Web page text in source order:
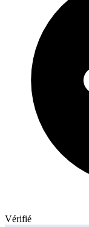
Vérifié